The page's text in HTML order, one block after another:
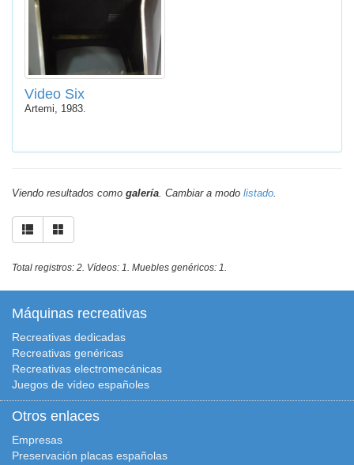
Video Six
Artemi, 1983.
Viendo resultados como galería. Cambiar a modo listado.
Total registros: 2. Vídeos: 1. Muebles genéricos: 1.
Máquinas recreativas
Recreativas dedicadas
Recreativas genéricas
Recreativas electromecánicas
Juegos de vídeo españoles
Otros enlaces
Empresas
Preservación placas españolas